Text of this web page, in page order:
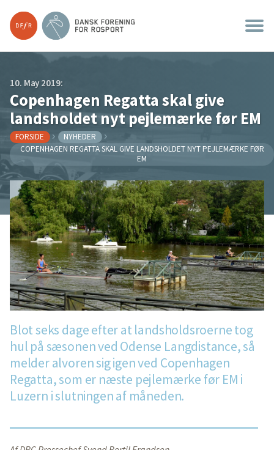
10. May 2019:
Copenhagen Regatta skal give
landsholdet nyt pejlemærke før EM
FORSIDE
NYHEDER
COPENHAGEN REGATTA SKAL GIVE LANDSHOLDET NYT PEJLEMÆRKE FØR
EM
Blot seks dage efter at landsholdsroerne tog
hul på sæsonen ved Odense Langdistance, så
melder alvoren sig igen ved Copenhagen
Regatta, som er næste pejlemærke før EM i
Luzern i slutningen af måneden.